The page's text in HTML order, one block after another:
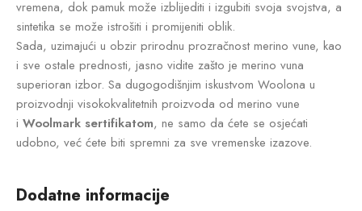
vremena, dok pamuk može izblijediti i izgubiti svoja svojstva, a
sintetika se može istrošiti i promijeniti oblik.
Sada, uzimajući u obzir prirodnu prozračnost merino vune, kao
i sve ostale prednosti, jasno vidite zašto je merino vuna
superioran izbor. Sa dugogodišnjim iskustvom Woolona u
proizvodnji visokokvalitetnih proizvoda od merino vune
i Woolmark sertifikatom, ne samo da ćete se osjećati
udobno, već ćete biti spremni za sve vremenske izazove.
Dodatne informacije